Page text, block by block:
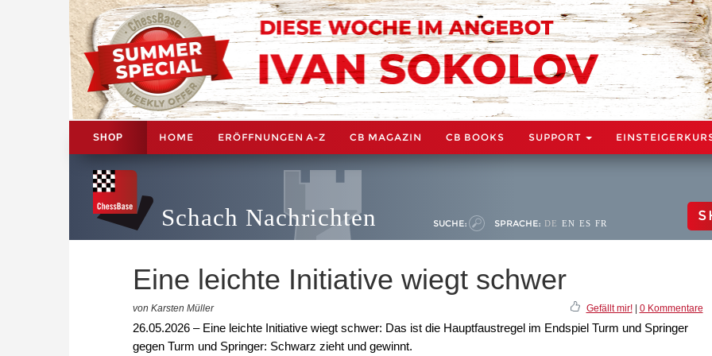
SHOP HOME ERÖFFNUNGEN A-Z CB MAGAZIN CB BOOKS SUPPORT
Schach Nachrichten SUCHE: SPRACHE: DE EN ES FR
Eine leichte Initiative wiegt schwer
von Karsten Müller Gefällt mir!| 0 Kommentare
26.05.2026 – Eine leichte Initiative wiegt schwer: Das ist die Hauptfaustregel im Endspiel Turm und Springer
gegen Turm und Springer: Schwarz zieht und gewinnt.